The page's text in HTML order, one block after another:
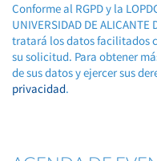
Conforme al RGPD y la
UNIVERSIDAD DE ALICANTE
tratará los datos facilitados
su solicitud. Para obtener
de sus datos y ejercer sus
privacidad.